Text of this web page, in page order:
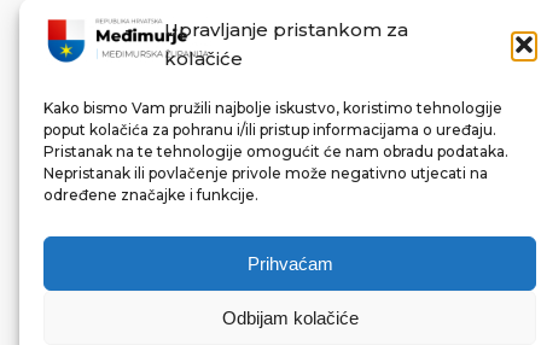
Upravljanje pristankom za
kolačiće
Kako bismo Vam pružili najbolje iskustvo, koristimo tehnologije
poput kolačića za pohranu i/ili pristup informacijama o uređaju.
Pristanak na te tehnologije omogućit će nam obradu podataka.
Nepristanak ili povlačenje privole može negativno utjecati na
određene značajke i funkcije.
Prihvaćam
Odbijam kolačiće
REPUBLIKA HRVATSKA
© 2022 Međimurska županija. Sva prava pridržana.